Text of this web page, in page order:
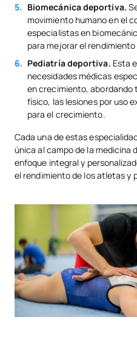
Biomecánica deportiva.
movimiento humano en el
especialistas en
para mejorar el
Pediatría deportiva. Esta
necesidades médicas
en crecimiento, abordando
físico, las lesiones por uso
para el crecimiento.
Cada una de estas
única al campo de la medicina
enfoque integral y
el rendimiento de los atletas y